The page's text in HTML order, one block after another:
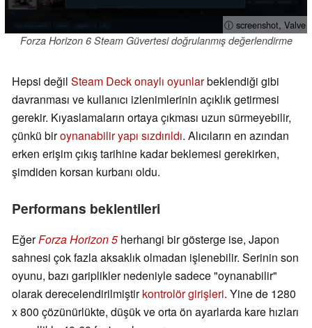
ⓘ screenshot, Valve
Forza Horizon 6 Steam Güvertesi doğrulanmış değerlendirme
Hepsi değil Steam Deck onaylı oyunlarbeklendiği gibi
davranması ve kullanıcı izlenimlerinin açıklık getirmesi
gerekir. Kıyaslamaların ortaya çıkması uzun sürmeyebilir,
çünkü biroynanabilir yapı sızdırıldı. Alıcıların en azından
erken erişim çıkış tarihine kadar beklemesi gerekirken,
şimdiden korsan kurbanı oldu.
Performans beklentileri
EğerForza Horizon 5herhangi bir gösterge ise, Japon
sahnesi çok fazla aksaklık olmadan işlenebilir. Serinin son
oyunu, bazı gariplikler nedeniyle sadece "oynanabilir"
olarak derecelendirilmiştirkontrolör girişleri. Yine de 1280
x 800 çözünürlükte, düşük ve orta ön ayarlarda kare hızları